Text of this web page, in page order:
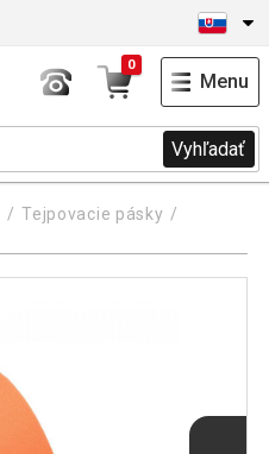
Vyhľadať
0
Menu
Tejpovacie pásky